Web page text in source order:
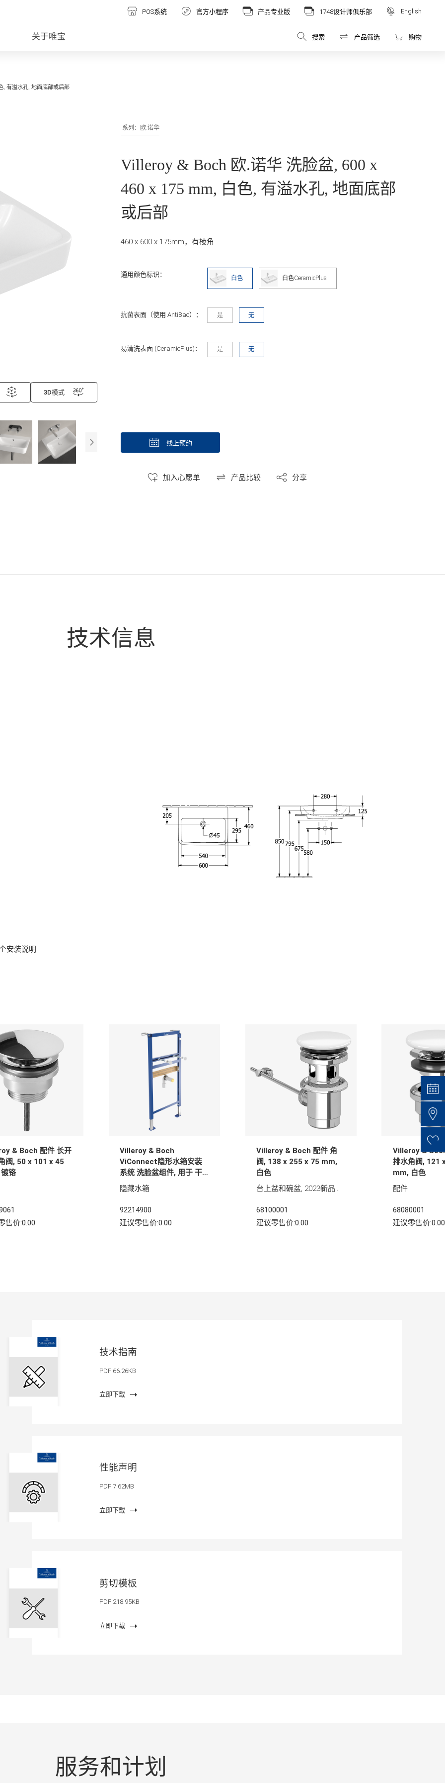
POS系统 官方小程序 产品专业版 1748设计师俱乐部 English
关于唯宝 搜索 产品筛选 购物
, 有溢水孔, 地面底部或后部
3D模式
系列：欧.诺华
Villeroy & Boch 欧.诺华 洗脸盆, 600 x
460 x 175 mm, 白色, 有溢水孔, 地面底部
或后部
460 x 600 x 175mm，有棱角
通用颜色标识： 白色 白色CeramicPlus
抗菌表面（使用 AntiBac）： 是 无
易清洗表面 (CeramicPlus)： 是 无
线上预约
加入心愿单 产品比较 分享
技术信息
安装说明
& Boch 配件 长开
阀, 50 x 101 x 45
铬
售价:0.00
Villeroy & Boch
ViConnect隐形水箱安装
系统 洗脸盆组件, 用于 干
砌墙结构, 525 x 75 x
1120 mm
隐藏水箱
92214900
建议零售价:0.00
Villeroy & Boch 配件 角
阀, 138 x 255 x 75 mm,
白色
台上盆和碗盆, 2023新品推荐
68100001
建议零售价:0.00
Villeroy &
排水角阀, 121
mm, 白色
配件
68080001
建议零售价:0.00
技术指南
PDF 66.26KB
立即下载
性能声明
PDF 7.62MB
立即下载
剪切模板
PDF 218.95KB
立即下载
服务和计划